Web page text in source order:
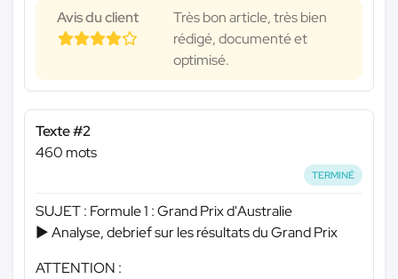
Avis du client
Très bon article, très bien
rédigé, documenté et
optimisé.
Texte #2
460 mots
TERMINÉ
SUJET : Formule 1 : Grand Prix d'Australie
► Analyse, debrief sur les résultats du Grand Prix
ATTENTION :